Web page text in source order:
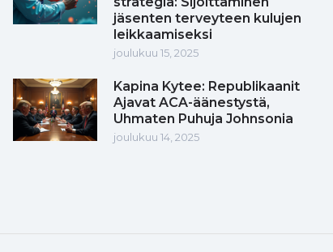
jäsenten terveyteen kulujen
leikkaamiseksi
joulukuu 15, 2025
Kapina Kytee: Republikaanit
Ajavat ACA-äänestystä,
Uhmaten Puhuja Johnsonia
joulukuu 14, 2025